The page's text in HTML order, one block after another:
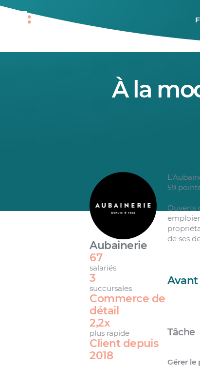
À la
Aubainerie
67
salariés
3
succursales
Commerce de
détail
2,2x
plus rapide
Client depuis
2018
59
Ouverts
de ses
Tâche
Gérer le